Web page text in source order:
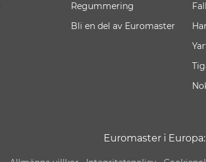
Regummering
Bli en del av Euromaster
Euromaster i Europa: